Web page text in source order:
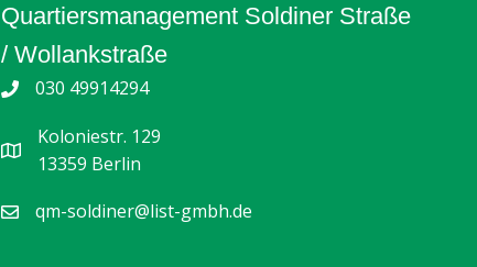
Quartiersmanagement Soldiner Straße
/ Wollankstraße
030 49914294
Koloniestr. 129
13359 Berlin
qm-soldiner@list-gmbh.de